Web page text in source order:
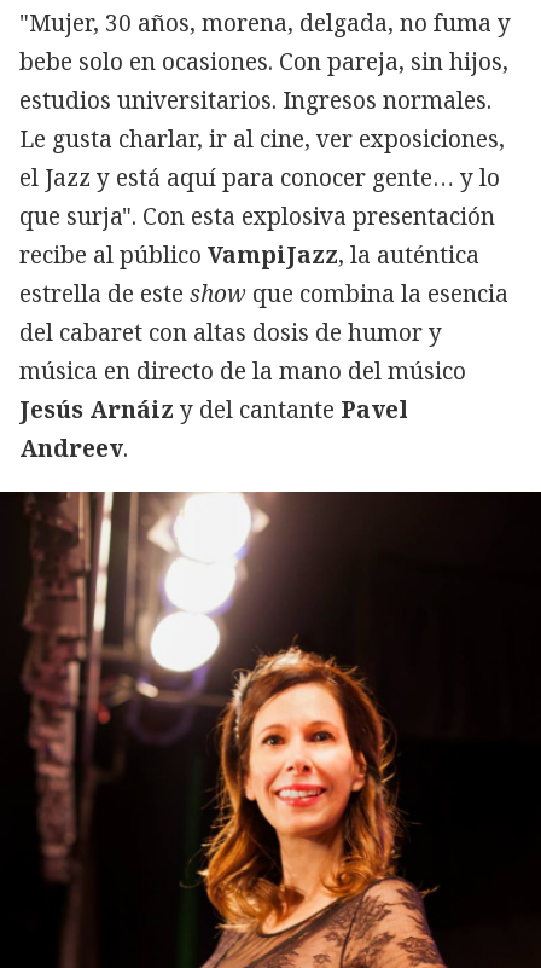
"Mujer, 30 años, morena, delgada, no fuma y
bebe solo en ocasiones. Con pareja, sin hijos,
estudios universitarios. Ingresos normales.
Le gusta charlar, ir al cine, ver exposiciones,
el Jazz y está aquí para conocer gente… y lo
que surja". Con esta explosiva presentación
recibe al público VampiJazz, la auténtica
estrella de este show que combina la esencia
del cabaret con altas dosis de humor y
música en directo de la mano del músico
Jesús Arnáiz y del cantante Pavel
Andreev.